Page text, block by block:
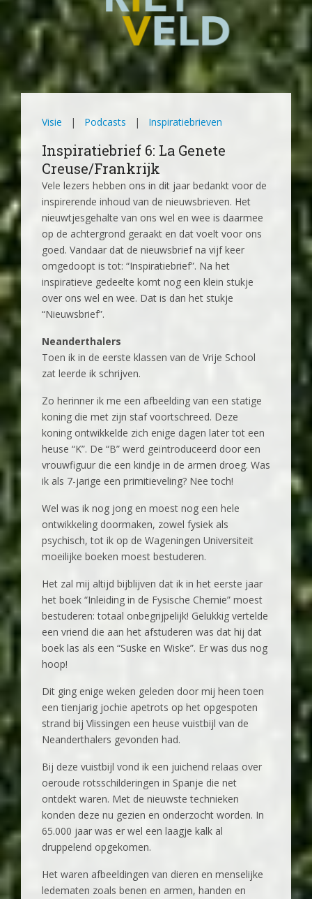
Visie | Podcasts | Inspiratiebrieven
Inspiratiebrief 6: La Genete
Creuse/Frankrijk
‍Vele lezers hebben ons in dit jaar bedankt voor de
inspirerende inhoud van de nieuwsbrieven. Het
nieuwtjesgehalte van ons wel en wee is daarmee
op de achtergrond geraakt en dat voelt voor ons
goed. Vandaar dat de nieuwsbrief na vijf keer
omgedoopt is tot: “Inspiratiebrief”. Na het
inspiratieve gedeelte komt nog een klein stukje
over ons wel en wee. Dat is dan het stukje
“Nieuwsbrief”.
Neanderthalers
Toen ik in de eerste klassen van de Vrije School
zat leerde ik schrijven.
Zo herinner ik me een afbeelding van een statige
koning die met zijn staf voortschreed. Deze
koning ontwikkelde zich enige dagen later tot een
heuse “K”. De “B” werd geïntroduceerd door een
vrouwfiguur die een kindje in de armen droeg. Was
ik als 7-jarige een primitieveling? Nee toch!
Wel was ik nog jong en moest nog een hele
ontwikkeling doormaken, zowel fysiek als
psychisch, tot ik op de Wageningen Universiteit
moeilijke boeken moest bestuderen.
Het zal mij altijd bijblijven dat ik in het eerste jaar
het boek “Inleiding in de Fysische Chemie” moest
bestuderen: totaal onbegrijpelijk! Gelukkig vertelde
een vriend die aan het afstuderen was dat hij dat
boek las als een “Suske en Wiske”. Er was dus nog
hoop!
Dit ging enige weken geleden door mij heen toen
een tienjarig jochie apetrots op het opgespoten
strand bij Vlissingen een heuse vuistbijl van de
Neanderthalers gevonden had.
Bij deze vuistbijl vond ik een juichend relaas over
oeroude rotsschilderingen in Spanje die net
ontdekt waren. Met de nieuwste technieken
konden deze nu gezien en onderzocht worden. In
65.000 jaar was er wel een laagje kalk al
druppelend opgekomen.
Het waren afbeeldingen van dieren en menselijke
ledematen zoals benen en armen, handen en